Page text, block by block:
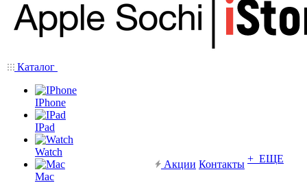
Каталог
IPhone
IPad
Watch
Mac
Акции Контакты + ЕЩЕ